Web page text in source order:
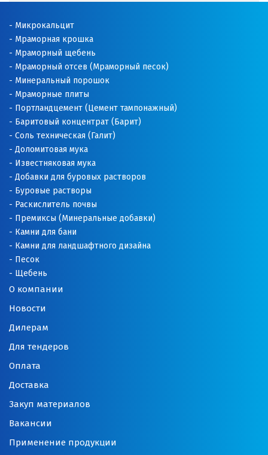
О компании
Новости
Дилерам
Для тендеров
Оплата
Доставка
Закуп материалов
Вакансии
Применение продукции
Микрокальцит
Мраморная крошка
Мраморный щебень
Мраморный отсев (Мраморный песок)
Минеральный порошок
Мраморные плиты
Портландцемент (Цемент тампонажный)
Баритовый концентрат (Барит)
Соль техническая (Галит)
Доломитовая мука
Известняковая мука
Добавки для буровых растворов
Буровые растворы
Раскислитель почвы
Премиксы (Минеральные добавки)
Камни для бани
Камни для ландшафтного дизайна
Песок
Щебень